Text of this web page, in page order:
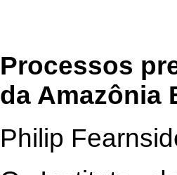
Processos
da Amazônia
Philip